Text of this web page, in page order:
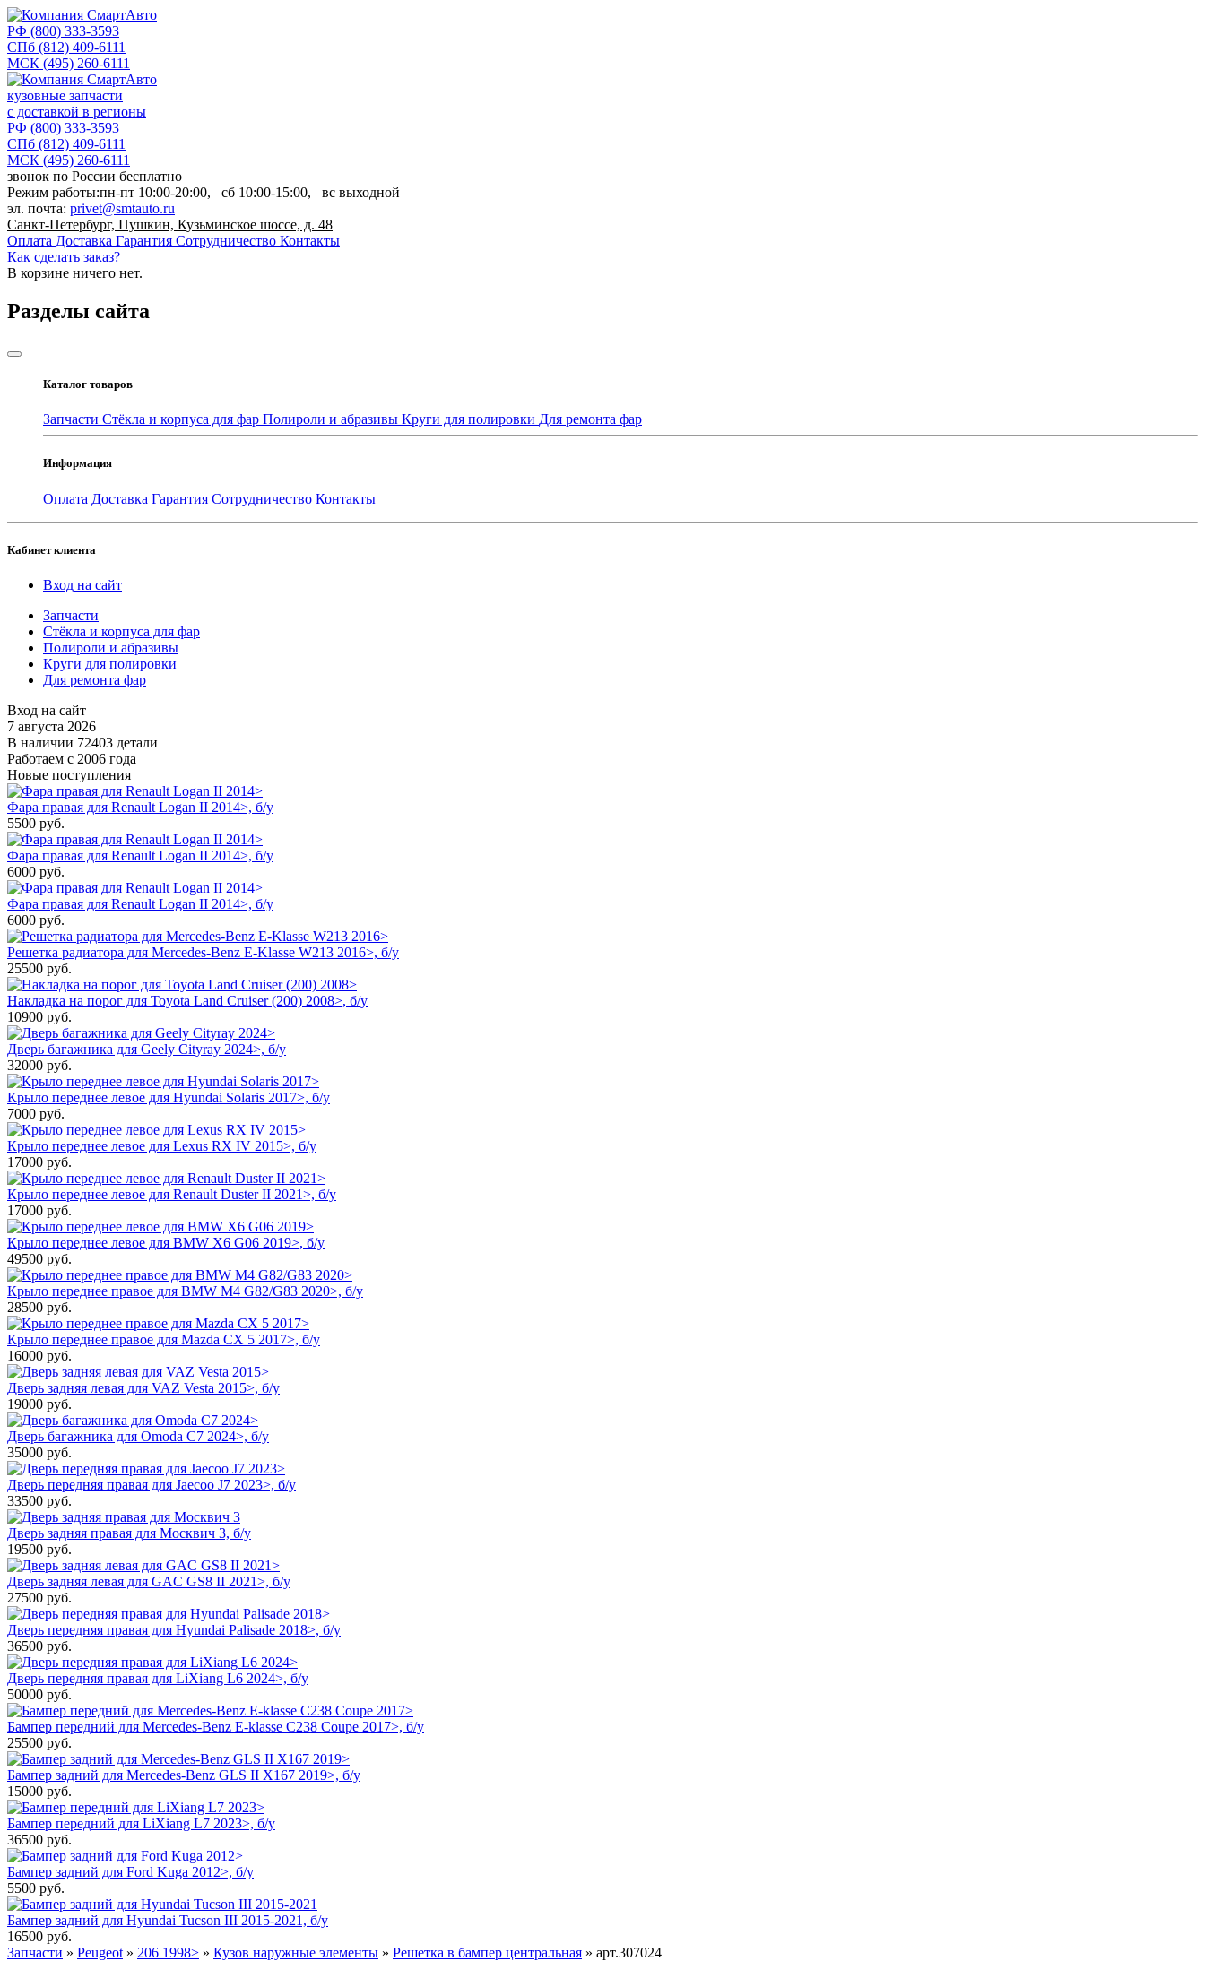
РФ (800) 333-3593
СПб (812) 409-6111
МСК (495) 260-6111
кузовные запчасти
с доставкой в регионы
РФ (800) 333-3593
СПб (812) 409-6111
МСК (495) 260-6111
звонок по России бесплатно
Режим работы:пн-пт 10:00-20:00, сб 10:00-15:00, вс выходной
эл. почта: privet@smtauto.ru
Санкт-Петербург, Пушкин, Кузьминское шоссе, д. 48
Оплата Доставка Гарантия Сотрудничество Контакты
Как сделать заказ?
В корзине ничего нет.
Разделы сайта
Каталог товаров
Запчасти Стёкла и корпуса для фар Полироли и абразивы Круги для полировки Для ремонта фар
Информация
Оплата Доставка Гарантия Сотрудничество Контакты
Кабинет клиента
Вход на сайт
Запчасти
Стёкла и корпуса для фар
Полироли и абразивы
Круги для полировки
Для ремонта фар
Вход на сайт
7 августа 2026
В наличии 72403 детали
Работаем с 2006 года
Новые поступления
Фара правая для Renault Logan II 2014>, б/у
5500 руб.
Фара правая для Renault Logan II 2014>, б/у
6000 руб.
Фара правая для Renault Logan II 2014>, б/у
6000 руб.
Решетка радиатора для Mercedes-Benz E-Klasse W213 2016>, б/у
25500 руб.
Накладка на порог для Toyota Land Cruiser (200) 2008>, б/у
10900 руб.
Дверь багажника для Geely Cityray 2024>, б/у
32000 руб.
Крыло переднее левое для Hyundai Solaris 2017>, б/у
7000 руб.
Крыло переднее левое для Lexus RX IV 2015>, б/у
17000 руб.
Крыло переднее левое для Renault Duster II 2021>, б/у
17000 руб.
Крыло переднее левое для BMW X6 G06 2019>, б/у
49500 руб.
Крыло переднее правое для BMW M4 G82/G83 2020>, б/у
28500 руб.
Крыло переднее правое для Mazda CX 5 2017>, б/у
16000 руб.
Дверь задняя левая для VAZ Vesta 2015>, б/у
19000 руб.
Дверь багажника для Omoda C7 2024>, б/у
35000 руб.
Дверь передняя правая для Jaecoo J7 2023>, б/у
33500 руб.
Дверь задняя правая для Москвич 3, б/у
19500 руб.
Дверь задняя левая для GAC GS8 II 2021>, б/у
27500 руб.
Дверь передняя правая для Hyundai Palisade 2018>, б/у
36500 руб.
Дверь передняя правая для LiXiang L6 2024>, б/у
50000 руб.
Бампер передний для Mercedes-Benz E-klasse C238 Coupe 2017>, б/у
25500 руб.
Бампер задний для Mercedes-Benz GLS II X167 2019>, б/у
15000 руб.
Бампер передний для LiXiang L7 2023>, б/у
36500 руб.
Бампер задний для Ford Kuga 2012>, б/у
5500 руб.
Бампер задний для Hyundai Tucson III 2015-2021, б/у
16500 руб.
Запчасти » Peugeot » 206 1998> » Кузов наружные элементы » Решетка в бампер центральная » арт.307024